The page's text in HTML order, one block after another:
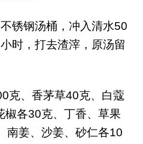
锈钢汤桶，冲入清水50
时，打去渣滓，原汤留
克、香茅草40克、白蔻
椒各30克、丁香、草果
南姜、沙姜、砂仁各10